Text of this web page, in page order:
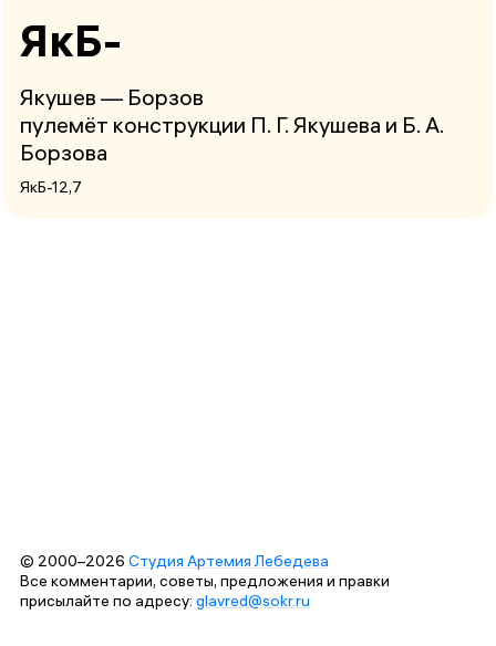
ЯкБ-
Якушев — Борзов
пулемёт конструкции П. Г. Якушева и Б. А.
Борзова
ЯкБ-12,7
© 2000–2026 Студия Артемия Лебедева
Все комментарии, советы, предложения и правки
присылайте по адресу: glavred@sokr.ru